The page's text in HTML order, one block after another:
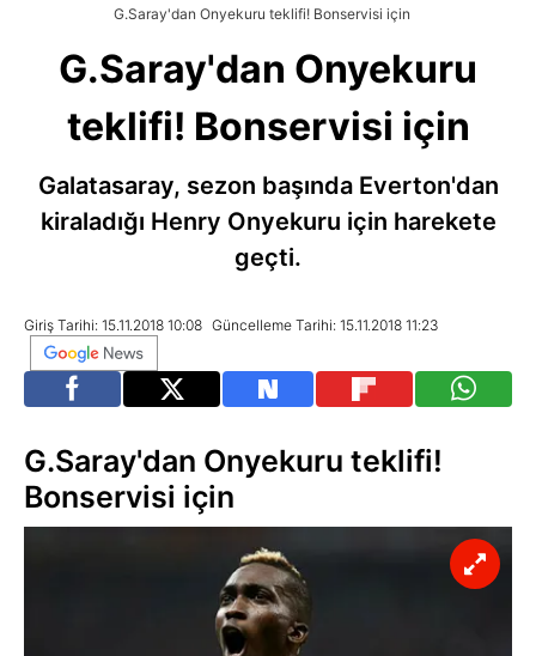
G.Saray'dan Onyekuru teklifi! Bonservisi için
G.Saray'dan Onyekuru
teklifi! Bonservisi için
Galatasaray, sezon başında Everton'dan
kiraladığı Henry Onyekuru için harekete
geçti.
Giriş Tarihi: 15.11.2018 10:08 Güncelleme Tarihi: 15.11.2018 11:23
G.Saray'dan Onyekuru teklifi!
Bonservisi için